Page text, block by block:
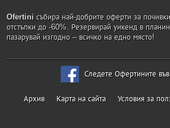
Ofertini събира най-добрите оферти за
отстъпки до -60%. Резервирай уикенд в
пазарувай изгодно – всичко на едно място!
Следете Офертините
Архив Карта на сайта Условия за